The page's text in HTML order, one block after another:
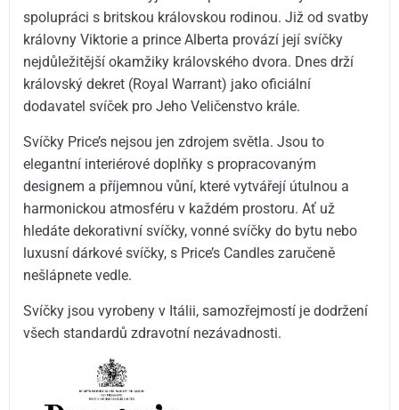
spolupráci s britskou královskou rodinou. Již od svatby
královny Viktorie a prince Alberta provází její svíčky
nejdůležitější okamžiky královského dvora. Dnes drží
královský dekret (Royal Warrant) jako oficiální
dodavatel svíček pro Jeho Veličenstvo krále.
Svíčky Price’s nejsou jen zdrojem světla. Jsou to
elegantní interiérové doplňky s propracovaným
designem a příjemnou vůní, které vytvářejí útulnou a
harmonickou atmosféru v každém prostoru. Ať už
hledáte dekorativní svíčky, vonné svíčky do bytu nebo
luxusní dárkové svíčky, s Price’s Candles zaručeně
nešlápnete vedle.
Svíčky jsou vyrobeny v Itálii, samozřejmostí je dodržení
všech standardů zdravotní nezávadnosti.